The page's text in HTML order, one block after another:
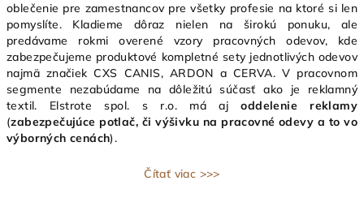
oblečenie pre zamestnancov pre všetky profesie na ktoré si len
pomyslíte. Kladieme dôraz nielen na širokú ponuku, ale
predávame rokmi overené vzory pracovných odevov, kde
zabezpečujeme produktové kompletné sety jednotlivých odevov
najmä značiek CXS CANIS, ARDON a CERVA. V pracovnom
segmente nezabúdame na dôležitú súčasť ako je reklamný
textil. Elstrote spol. s r.o. má ajoddelenie reklamy
(zabezpečujúce potlač, či výšivku na pracovné odevy a to vo
výborných cenách).
Čítať viac >>>